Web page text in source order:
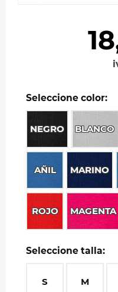
Seleccione color:
NEGRO BLANCO
AÑIL MARINO
ROJO MAGENTA
Seleccione talla:
S M